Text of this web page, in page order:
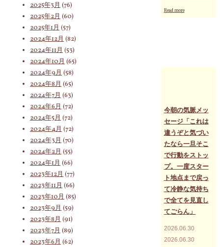
象:
Read more
ど、
ル
（変
化・
破
壊）
修
正、
補
正、
築？
り
今朝の気脈メッ
セージ「これは
違うぞと気づい
たなら一旦そこ
で行動をストッ
プ。一度スター
ト地点まで戻っ
て冷静な気持ち
で全てを見直し
てごらん」
2026.06.30
2026.06.30
2025年3月 (76)
2025年2月 (60)
2025年1月 (57)
2024年12月 (82)
2024年11月 (53)
2024年10月 (65)
2024年9月 (58)
2024年8月 (65)
2024年7月 (63)
2024年6月 (72)
2024年5月 (72)
2024年4月 (72)
2024年3月 (70)
2024年2月 (55)
2024年1月 (66)
2023年12月 (77)
2023年11月 (66)
2023年10月 (85)
2023年9月 (59)
2023年8月 (91)
2023年7月 (89)
2023年6月 (62)